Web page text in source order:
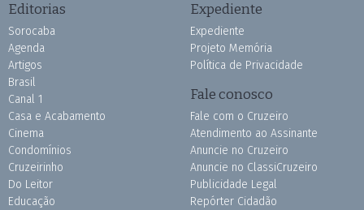
Editorias
Sorocaba
Agenda
Artigos
Brasil
Canal 1
Casa e Acabamento
Cinema
Condomínios
Cruzeirinho
Do Leitor
Educação
Expediente
Expediente
Projeto Memória
Política de Privacidade
Fale conosco
Fale com o Cruzeiro
Atendimento ao Assinante
Anuncie no Cruzeiro
Anuncie no ClassiCruzeiro
Publicidade Legal
Repórter Cidadão